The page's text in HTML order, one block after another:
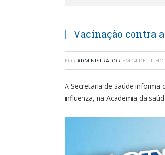
Vacinação contra
POR ADMINISTRADOR EM 14 DE JULHO
A Secretaria de Saúde informa
influenza, na Academia da